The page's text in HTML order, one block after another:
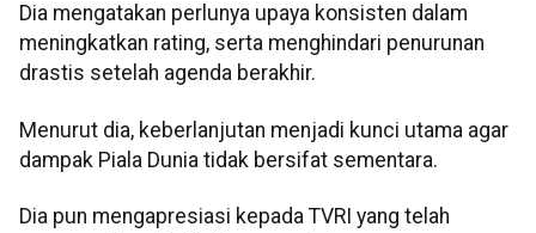
Dia mengatakan perlunya upaya konsisten dalam
meningkatkan rating, serta menghindari penurunan
drastis setelah agenda berakhir.
Menurut dia, keberlanjutan menjadi kunci utama agar
dampak Piala Dunia tidak bersifat sementara.
Dia pun mengapresiasi kepada TVRI yang telah